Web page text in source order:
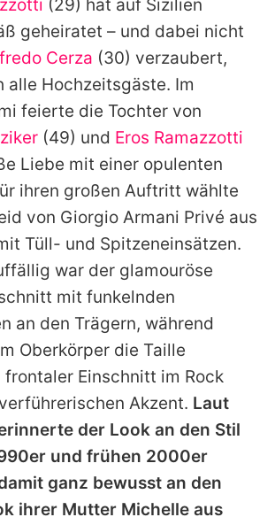
Themen auf Promiflash
Jobs
App runterladen
Team
Richtlinien
Impressum
Nutzungsbedingungen
Utiq verwalten
(29) hat auf Sizilien
geheiratet – und dabei nicht
Cerza (30) verzaubert,
alle Hochzeitsgäste. Im
feierte die Tochter von
(49) und Eros Ramazzotti
Liebe mit einer opulenten
ihren großen Auftritt wählte
von Giorgio Armani Privé aus
Tüll- und Spitzeneinsätzen.
war der glamouröse
mit funkelnden
an den Trägern, während
Oberkörper die Taille
frontaler Einschnitt im Rock
Akzent. Laut
der Look an den Stil
und frühen 2000er
ganz bewusst an den
ihrer Mutter Michelle aus